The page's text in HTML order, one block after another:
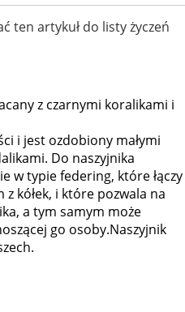
ten artykuł do listy życzeń
z czarnymi koralikami i
i jest ozdobiony małymi
Do naszyjnika
w typie federing, które łączy
z kółek, i które pozwala na
a tym samym może
go osoby.Naszyjnik